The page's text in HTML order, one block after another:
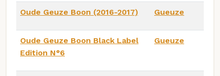
Oude Geuze Boon (2016-2017) Gueuze
Oude Geuze Boon Black Label
Edition N°6
Gueuze